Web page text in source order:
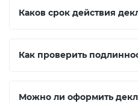
Каков срок действия
Как проверить
Можно ли оформить